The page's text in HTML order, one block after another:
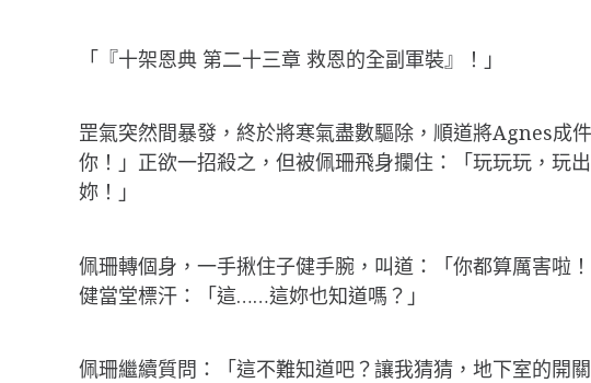
「『十架恩典 第二十三章 救恩的全副軍裝』！」
罡氣突然間暴發，終於將寒氣盡數驅除，順道將Agnes成
你！」正欲一招殺之，但被佩珊飛身攔住：「玩玩玩，玩
妳！」
佩珊轉個身，一手揪住子健手腕，叫道：「你都算厲害啦
健當堂標汗：「這……這妳也知道嗎？」
佩珊繼續質問：「這不難知道吧？讓我猜猜，地下室的開